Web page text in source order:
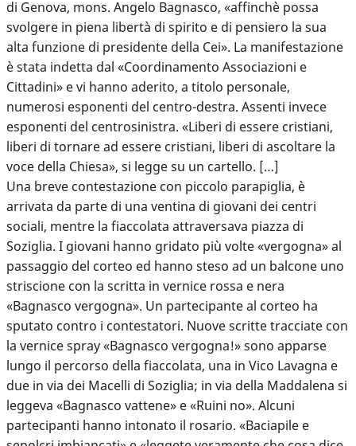
di Genova, mons. Angelo Bagnasco, «affinchè possa
svolgere in piena libertà di spirito e di pensiero la sua
alta funzione di presidente della Cei». La manifestazione
è stata indetta dal «Coordinamento Associazioni e
Cittadini» e vi hanno aderito, a titolo personale,
numerosi esponenti del centro-destra. Assenti invece
esponenti del centrosinistra. «Liberi di essere cristiani,
liberi di tornare ad essere cristiani, liberi di ascoltare la
voce della Chiesa», si legge su un cartello. […]
Una breve contestazione con piccolo parapiglia, è
arrivata da parte di una ventina di giovani dei centri
sociali, mentre la fiaccolata attraversava piazza di
Soziglia. I giovani hanno gridato più volte «vergogna» al
passaggio del corteo ed hanno steso ad un balcone uno
striscione con la scritta in vernice rossa e nera
«Bagnasco vergogna». Un partecipante al corteo ha
sputato contro i contestatori. Nuove scritte tracciate con
la vernice spray «Bagnasco vergogna!» sono apparse
lungo il percorso della fiaccolata, una in Vico Lavagna e
due in via dei Macelli di Soziglia; in via della Maddalena si
leggeva «Bagnasco vattene» e «Ruini no». Alcuni
partecipanti hanno intonato il rosario. «Baciapile e